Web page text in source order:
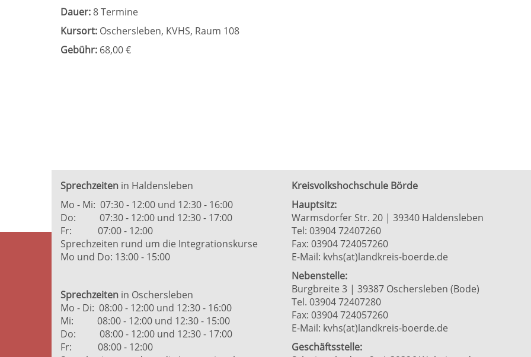
Dauer:8 Termine
Kursort: Oschersleben, KVHS, Raum 108
Gebühr: 68,00 €
Sprechzeiten in Haldensleben
Mo - Mi: 07:30 - 12:00 und 12:30 - 16:00
Do: 07:30 - 12:00 und 12:30 - 17:00
Fr: 07:00 - 12:00
Sprechzeiten rund um die Integrationskurse
Mo und Do: 13:00 - 15:00
Sprechzeiten in Oschersleben
Mo - Di: 08:00 - 12:00 und 12:30 - 16:00
Mi: 08:00 - 12:00 und 12:30 - 15:00
Do: 08:00 - 12:00 und 12:30 - 17:00
Fr: 08:00 - 12:00
Kreisvolkshochschule Börde
Hauptsitz:
Warmsdorfer Str. 20 | 39340 Haldensleben
Tel: 03904 72407260
Fax: 03904 724057260
E-Mail: kvhs(at)landkreis-boerde.de
Nebenstelle:
Burgbreite 3 | 39387 Oschersleben (Bode)
Tel. 03904 72407280
Fax: 03904 724057260
E-Mail: kvhs(at)landkreis-boerde.de
Geschäftsstelle: